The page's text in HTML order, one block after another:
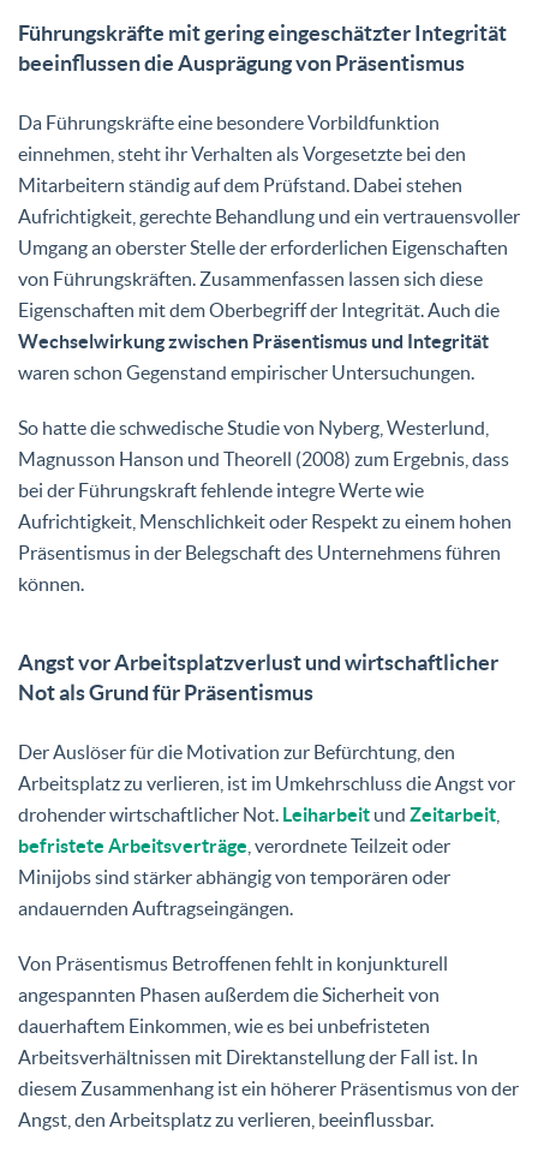
Führungskräfte mit gering eingeschätzter Integrität
beeinflussen die Ausprägung von Präsentismus
Da Führungskräfte eine besondere Vorbildfunktion
einnehmen, steht ihr Verhalten als Vorgesetzte bei den
Mitarbeitern ständig auf dem Prüfstand. Dabei stehen
Aufrichtigkeit, gerechte Behandlung und ein vertrauensvoller
Umgang an oberster Stelle der erforderlichen Eigenschaften
von Führungskräften. Zusammenfassen lassen sich diese
Eigenschaften mit dem Oberbegriff der Integrität. Auch die
Wechselwirkung zwischen Präsentismus und Integrität
waren schon Gegenstand empirischer Untersuchungen.
So hatte die schwedische Studie von Nyberg, Westerlund,
Magnusson Hanson und Theorell (2008) zum Ergebnis, dass
bei der Führungskraft fehlende integre Werte wie
Aufrichtigkeit, Menschlichkeit oder Respekt zu einem hohen
Präsentismus in der Belegschaft des Unternehmens führen
können.
Angst vor Arbeitsplatzverlust und wirtschaftlicher
Not als Grund für Präsentismus
Der Auslöser für die Motivation zur Befürchtung, den
Arbeitsplatz zu verlieren, ist im Umkehrschluss die Angst vor
drohender wirtschaftlicher Not. Leiharbeit und Zeitarbeit
befristete Arbeitsverträge , verordnete Teilzeit oder
Minijobs sind stärker abhängig von temporären oder
andauernden Auftragseingängen.
Von Präsentismus Betroffenen fehlt in konjunkturell
angespannten Phasen außerdem die Sicherheit von
dauerhaftem Einkommen, wie es bei unbefristeten
Arbeitsverhältnissen mit Direktanstellung der Fall ist. In
diesem Zusammenhang ist ein höherer Präsentismus von der
Angst, den Arbeitsplatz zu verlieren, beeinflussbar.